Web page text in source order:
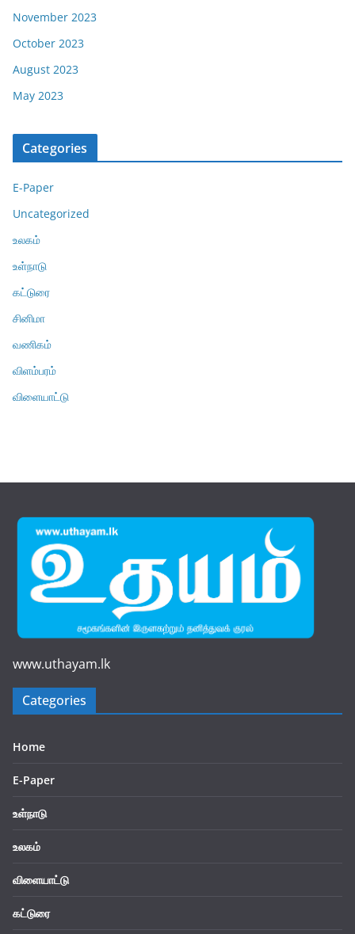
November 2023
October 2023
August 2023
May 2023
Categories
E-Paper
Uncategorized
உலகம்
உள்நாடு
கட்டுரை
சினிமா
வணிகம்
விளம்பரம்
விளையாட்டு
www.uthayam.lk
Categories
Home
E-Paper
உள்நாடு
உலகம்
விளையாட்டு
கட்டுரை